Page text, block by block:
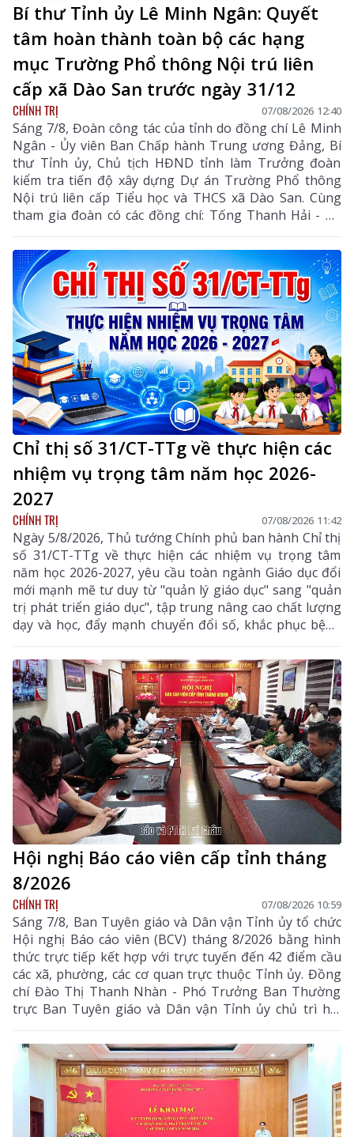
Bí thư Tỉnh ủy Lê Minh Ngân: Quyết
tâm hoàn thành toàn bộ các hạng
mục Trường Phổ thông Nội trú liên
cấp xã Dào San trước ngày 31/12
CHÍNH TRỊ 07/08/2026 12:40
Sáng 7/8, Đoàn công tác của tỉnh do đồng chí Lê Minh
Ngân - Ủy viên Ban Chấp hành Trung ương Đảng, Bí
thư Tỉnh ủy, Chủ tịch HĐND tỉnh làm Trưởng đoàn
kiểm tra tiến độ xây dựng Dự án Trường Phổ thông
Nội trú liên cấp Tiểu học và THCS xã Dào San. Cùng
tham gia đoàn có các đồng chí: Tống Thanh Hải - Uỷ
viên Ban Thường vụ Tỉnh ủy, Phó Chủ tịch Thường
trực UBND tỉnh; Lê Đức Dục - Ủy viên Ban Thường vụ,
Trưởng Ban Tuyên giáo và Dân vận Tỉnh ủy; lãnh đạo
một số sở, ngành liên quan và xã Dào San.
Chỉ thị số 31/CT-TTg về thực hiện các
nhiệm vụ trọng tâm năm học 2026-
2027
CHÍNH TRỊ 07/08/2026 11:42
Ngày 5/8/2026, Thủ tướng Chính phủ ban hành Chỉ thị
số 31/CT-TTg về thực hiện các nhiệm vụ trọng tâm
năm học 2026-2027, yêu cầu toàn ngành Giáo dục đổi
mới mạnh mẽ tư duy từ "quản lý giáo dục" sang "quản
trị phát triển giáo dục", tập trung nâng cao chất lượng
dạy và học, đẩy mạnh chuyển đổi số, khắc phục bệnh
thành tích, bảo đảm đủ giáo viên, trường lớp, cơ sở
vật chất và xây dựng môi trường giáo dục an toàn,
hiện đại, đáp ứng yêu cầu phát triển nguồn nhân lực
chất lượng cao.
Hội nghị Báo cáo viên cấp tỉnh tháng
8/2026
CHÍNH TRỊ 07/08/2026 10:59
Sáng 7/8, Ban Tuyên giáo và Dân vận Tỉnh ủy tổ chức
Hội nghị Báo cáo viên (BCV) tháng 8/2026 bằng hình
thức trực tiếp kết hợp với trực tuyến đến 42 điểm cầu
các xã, phường, các cơ quan trực thuộc Tỉnh ủy. Đồng
chí Đào Thị Thanh Nhàn - Phó Trưởng Ban Thường
trực Ban Tuyên giáo và Dân vận Tỉnh ủy chủ trì hội
nghị.